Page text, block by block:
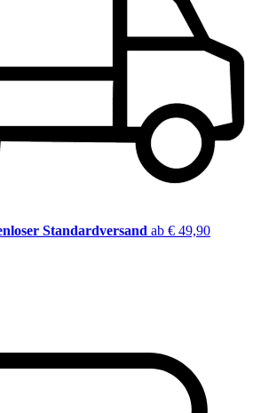
Standardversand ab € 49,90